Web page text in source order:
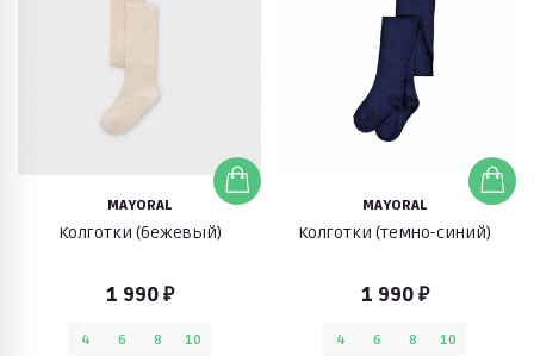
MAYORAL
Колготки (бежевый)
1 990 ₽
4 6 8 10
MAYORAL
Колготки (темно-синий)
1 990 ₽
4 6 8 10